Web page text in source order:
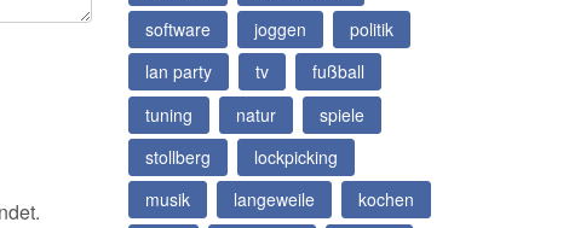
software
joggen
politik
lan party
tv
fußball
tuning
natur
spiele
stollberg
lockpicking
musik
langeweile
kochen